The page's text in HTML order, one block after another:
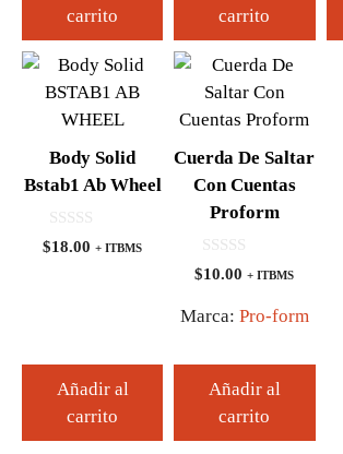
carrito
carrito
Body Solid
Bstab1 Ab Wheel
0
d
$18.00 + ITBMS
Añadir al
carrito
Cuerda De Saltar
Con Cuentas
Proform
0
d
5
$10.00 + ITBMS
Marca: Pro-form
Añadir al
carrito